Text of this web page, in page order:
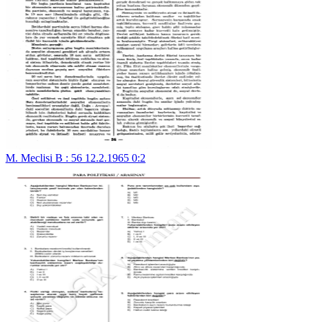
M. Meclisi B : 56 12.2.1965 0:2